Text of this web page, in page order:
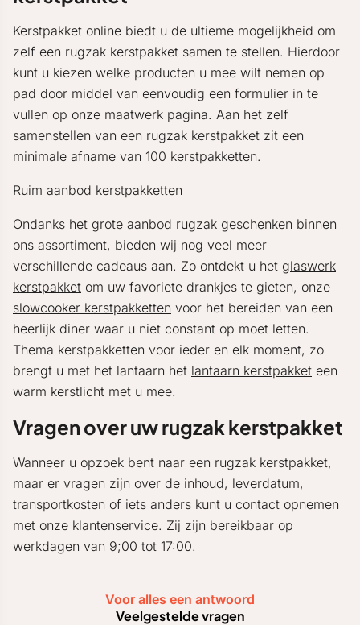
Kerstpakket online biedt u de ultieme mogelijkheid om
zelf een rugzak kerstpakket samen te stellen. Hierdoor
kunt u kiezen welke producten u mee wilt nemen op
pad door middel van eenvoudig een formulier in te
vullen op onze maatwerk pagina. Aan het zelf
samenstellen van een rugzak kerstpakket zit een
minimale afname van 100 kerstpakketten.
Ruim aanbod kerstpakketten
Ondanks het grote aanbod rugzak geschenken binnen
ons assortiment, bieden wij nog veel meer
verschillende cadeaus aan. Zo ontdekt u het glaswerk
kerstpakket om uw favoriete drankjes te gieten, onze
slowcooker kerstpakketten voor het bereiden van een
heerlijk diner waar u niet constant op moet letten.
Thema kerstpakketten voor ieder en elk moment, zo
brengt u met het lantaarn het lantaarn kerstpakket een
warm kerstlicht met u mee.
Vragen over uw rugzak kerstpakket
Wanneer u opzoek bent naar een rugzak kerstpakket,
maar er vragen zijn over de inhoud, leverdatum,
transportkosten of iets anders kunt u contact opnemen
met onze klantenservice. Zij zijn bereikbaar op
werkdagen van 9;00 tot 17:00.
Voor alles een antwoord
Veelgestelde vragen